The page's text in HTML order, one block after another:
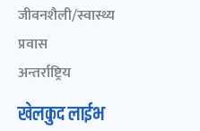
जीवनशैली/स्वास्थ्य
प्रवास
अन्तर्राष्ट्रिय
खेलकुद लाईभ